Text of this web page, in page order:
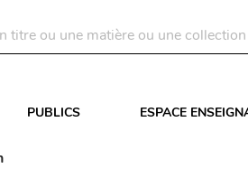
PUBLICS ESPACE